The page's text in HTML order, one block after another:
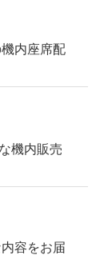
内座席配
機内販売
容をお届